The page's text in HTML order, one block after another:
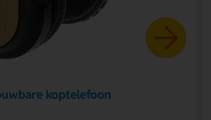
koptelefoon